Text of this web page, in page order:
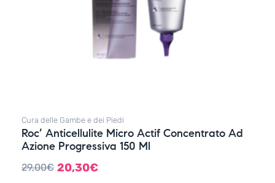
Cura delle Gambe e dei Piedi
Roc’ Anticellulite Micro Actif Concentrato Ad
Azione Progressiva 150 Ml
29,00€ 20,30€